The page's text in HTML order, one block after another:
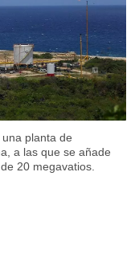
planta de
a las que se añade
20 megavatios.